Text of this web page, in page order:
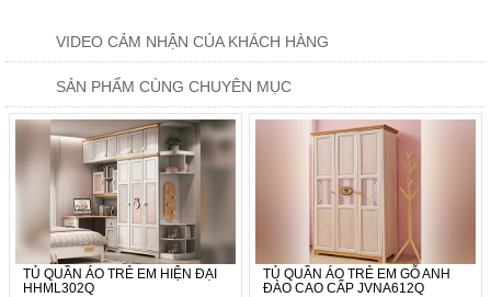
VIDEO CẢM NHẬN CỦA KHÁCH HÀNG
SẢN PHẨM CÙNG CHUYÊN MỤC
TỦ QUẦN ÁO TRẺ EM HIỆN ĐẠI
HHML302Q
TỦ QUẦN ÁO TRẺ EM GỖ ANH
ĐÀO CAO CẤP JVNA612Q